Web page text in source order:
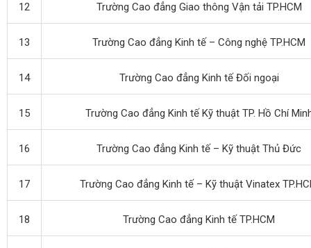
12 Trường Cao đẳng Giao thông Vận tải TP.HCM
13 Trường Cao đẳng Kinh tế – Công nghệ TP.HCM
14 Trường Cao đẳng Kinh tế Đối ngoại
15 Trường Cao đẳng Kinh tế Kỹ thuật TP. Hồ Chí
16 Trường Cao đẳng Kinh tế – Kỹ thuật Thủ Đức
17 Trường Cao đẳng Kinh tế – Kỹ thuật Vinatex
18 Trường Cao đẳng Kinh tế TP.HCM